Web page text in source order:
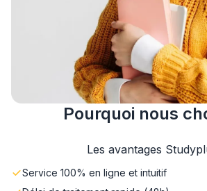
Pourquoi nous
Les avantages
Service 100% en ligne et intuitif